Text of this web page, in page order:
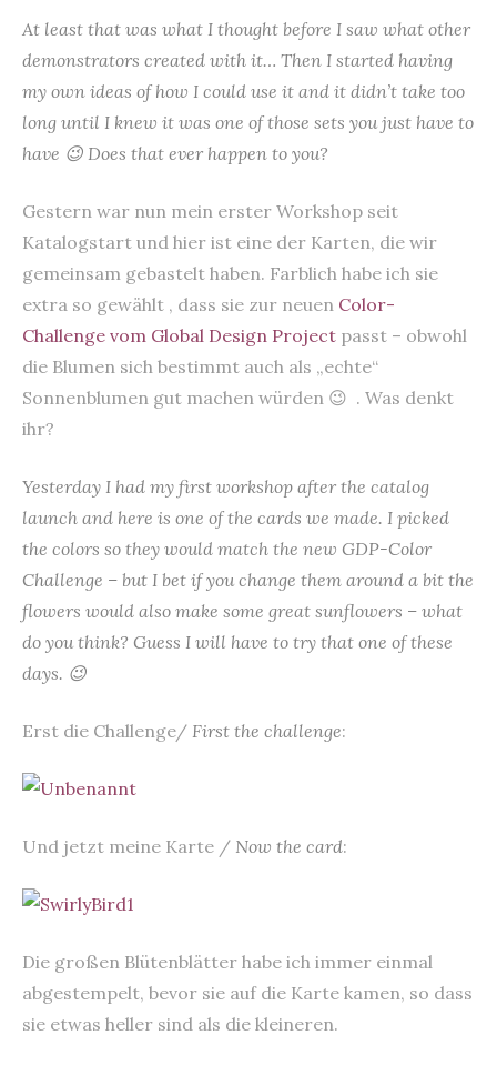
At least that was what I thought before I saw what other
demonstrators created with it… Then I started having
my own ideas of how I could use it and it didn’t take too
long until I knew it was one of those sets you just have to
have 😉 Does that ever happen to you?
Gestern war nun mein erster Workshop seit
Katalogstart und hier ist eine der Karten, die wir
gemeinsam gebastelt haben. Farblich habe ich sie
extra so gewählt , dass sie zur neuen Color-
Challenge vom Global Design Project passt – obwohl
die Blumen sich bestimmt auch als „echte“
Sonnenblumen gut machen würden 😉 . Was denkt
ihr?
Yesterday I had my first workshop after the catalog
launch and here is one of the cards we made. I picked
the colors so they would match the new GDP-Color
Challenge – but I bet if you change them around a bit the
flowers would also make some great sunflowers – what
do you think? Guess I will have to try that one of these
days. 😉
Erst die Challenge/ First the challenge:
Und jetzt meine Karte / Now the card:
Die großen Blütenblätter habe ich immer einmal
abgestempelt, bevor sie auf die Karte kamen, so dass
sie etwas heller sind als die kleineren.